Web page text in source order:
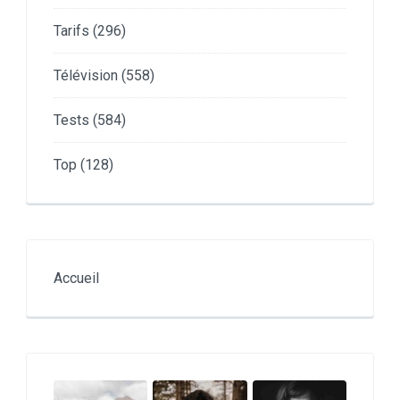
Tarifs (296)
Télévision (558)
Tests (584)
Top (128)
Accueil